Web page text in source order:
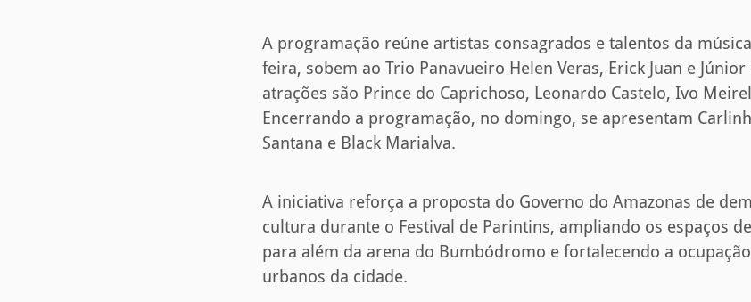
A programação reúne artistas consagrados e talentos da
feira, sobem ao Trio Panavueiro Helen Veras, Erick Juan e
atrações são Prince do Caprichoso, Leonardo Castelo, Ivo
Encerrando a programação, no domingo, se apresentam
Santana e Black Marialva.
A iniciativa reforça a proposta do Governo do Amazonas de
cultura durante o Festival de Parintins, ampliando os espaços
para além da arena do Bumbódromo e fortalecendo a
urbanos da cidade.